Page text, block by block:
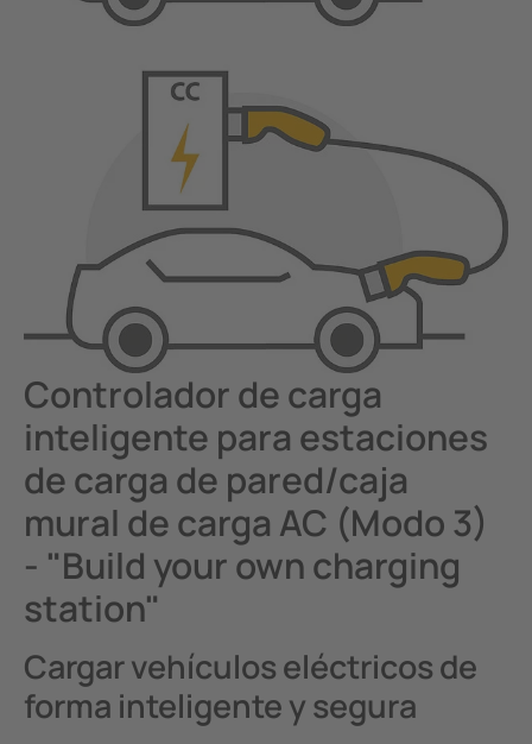
Minería
Controlador de carga
inteligente para estaciones
de carga de pared/caja
mural de carga AC (Modo 3)
- "Build your own charging
station"
Cargar vehículos eléctricos de
forma inteligente y segura